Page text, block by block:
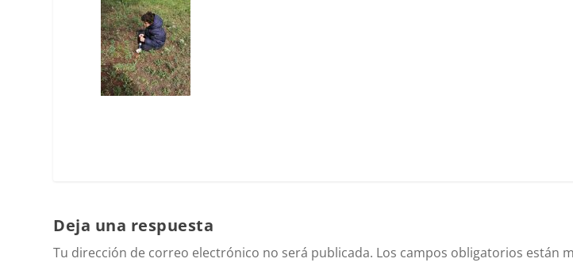
Deja una respuesta
Tu dirección de correo electrónico no será publicada. Los campos obligatorios están